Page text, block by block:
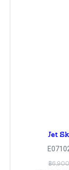
Jet
฿6,900